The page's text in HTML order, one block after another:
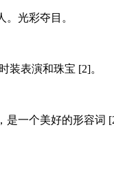
光彩夺目。
装表演和珠宝 [2]。
一个美好的形容词